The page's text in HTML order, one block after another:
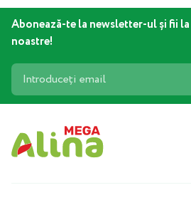
Abonează-te la newsletter-ul și fii
noastre!